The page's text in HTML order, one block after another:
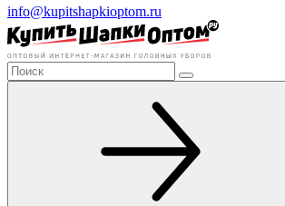
info@kupitshapkioptom.ru